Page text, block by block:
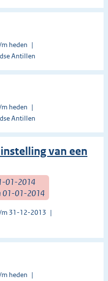
heden
Antillen
heden
Antillen
van een
01-2014
01-01-2014
31-12-2013
heden